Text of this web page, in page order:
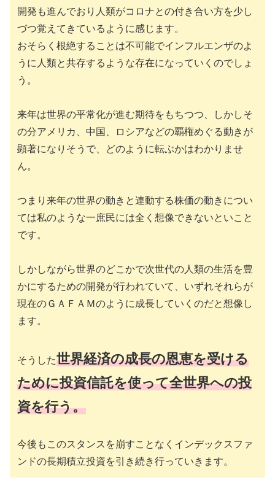
開発も進んでおり人類がコロナとの付き合い方を少し
づつ覚えてきているように感じます。
おそらく根絶することは不可能でインフルエンザのよ
うに人類と共存するような存在になっていくのでしょ
う。
来年は世界の平常化が進む期待をもちつつ、しかしそ
の分アメリカ、中国、ロシアなどの覇権めぐる動きが
顕著になりそうで、どのように転ぶかはわかりませ
ん。
つまり来年の世界の動きと連動する株価の動きについ
ては私のような一庶民には全く想像できないといこと
です。
しかしながら世界のどこかで次世代の人類の生活を豊
かにするための開発が行われていて、いずれそれらが
現在のＧＡＦＡＭのように成長していくのだと想像し
ます。
そうした世界経済の成長の恩恵を受ける
ために投資信託を使って全世界への投
資を行う。
今後もこのスタンスを崩すことなくインデックスファ
ンドの長期積立投資を引き続き行っていきます。